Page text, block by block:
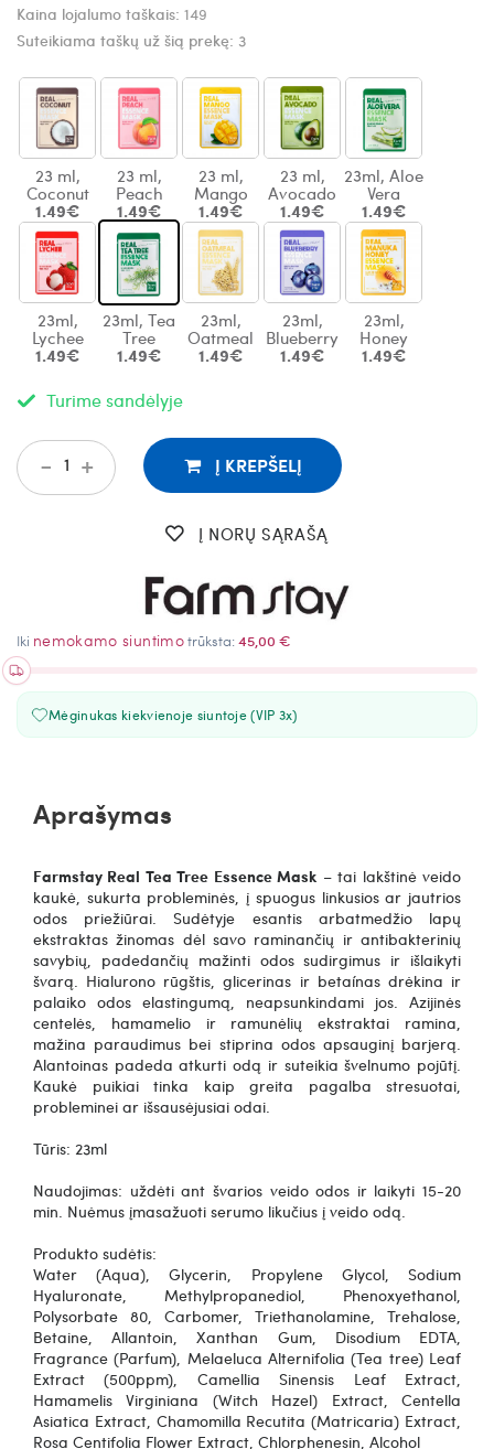
Kaina lojalumo taškais: 149
Suteikiama taškų už šią prekę: 3
23 ml,
Coconut
1.49€
23 ml,
Peach
1.49€
23 ml,
Mango
1.49€
23 ml,
Avocado
1.49€
23ml, Aloe
Vera
1.49€
23ml,
Lychee
1.49€
23ml, Tea
Tree
1.49€
23ml,
Oatmeal
1.49€
23ml,
Blueberry
1.49€
23ml,
Honey
1.49€
Turime sandėlyje
+
- Į KREPŠELĮ
Į NORŲ SĄRAŠĄ
Iki nemokamo siuntimotrūksta:45,00 €
Mėginukas kiekvienoje siuntoje (VIP 3x)
Aprašymas
Farmstay Real Tea Tree Essence Mask – tai lakštinė veido
kaukė, sukurta probleminės, į spuogus linkusios ar jautrios
odos priežiūrai. Sudėtyje esantis arbatmedžio lapų
ekstraktas žinomas dėl savo raminančių ir antibakterinių
savybių, padedančių mažinti odos sudirgimus ir išlaikyti
švarą. Hialurono rūgštis, glicerinas ir betaínas drėkina ir
palaiko odos elastingumą, neapsunkindami jos. Azijinės
centelės, hamamelio ir ramunėlių ekstraktai ramina,
mažina paraudimus bei stiprina odos apsauginį barjerą.
Alantoinas padeda atkurti odą ir suteikia švelnumo pojūtį.
Kaukė puikiai tinka kaip greita pagalba stresuotai,
probleminei ar išsausėjusiai odai.
Tūris: 23ml
Naudojimas: uždėti ant švarios veido odos ir laikyti 15-20
min. Nuėmus įmasažuoti serumo likučius į veido odą.
Produkto sudėtis:
Water (Aqua), Glycerin, Propylene Glycol, Sodium
Hyaluronate, Methylpropanediol, Phenoxyethanol,
Polysorbate 80, Carbomer, Triethanolamine, Trehalose,
Betaine, Allantoin, Xanthan Gum, Disodium EDTA,
Fragrance (Parfum), Melaeluca Alternifolia (Tea tree) Leaf
Extract (500ppm), Camellia Sinensis Leaf Extract,
Hamamelis Virginiana (Witch Hazel) Extract, Centella
Asiatica Extract, Chamomilla Recutita (Matricaria) Extract,
Rosa Centifolia Flower Extract, Chlorphenesin, Alcohol